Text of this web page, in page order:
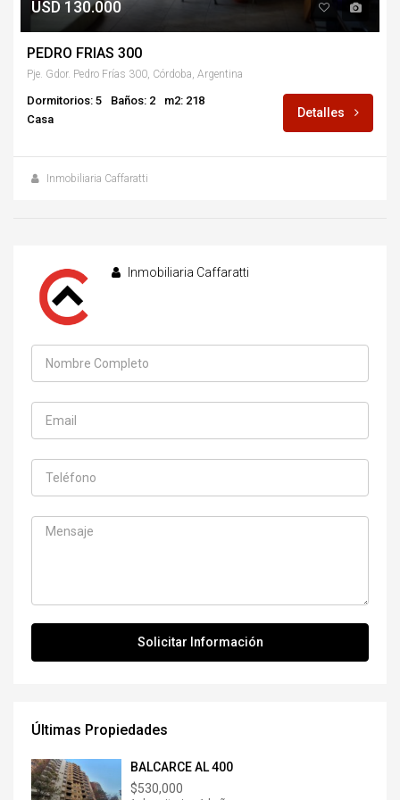
USD 130.000
PEDRO FRIAS 300
Pje. Gdor. Pedro Frías 300, Córdoba, Argentina
Dormitorios: 5 Baños: 2
m2: 218
Casa
Detalles
Inmobiliaria Caffaratti
Inmobiliaria Caffaratti
Últimas Propiedades
BALCARCE AL 400
$530,000